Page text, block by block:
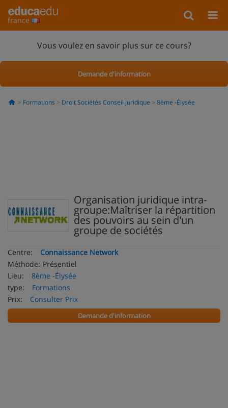
france
Vous voulez en savoir plus sur ce cours?
Demande d'information
Formations Droit Sociétés Conseil Juridique 8ème -Élysée
Organisation juridique intra-
groupe:Maîtriser la répartition
des pouvoirs au sein d'un
groupe de sociétés
Centre:
Connaissance Network
Méthode: Présentiel
Lieu:
8ème -Élysée
type:
Formations
Prix:
Consulter Prix
Demande d'information